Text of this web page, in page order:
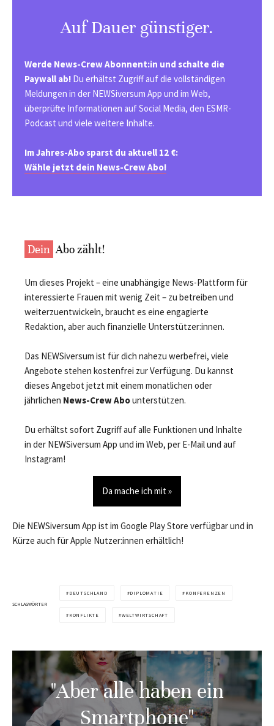
Auf Dauer günstiger.
Werde News-Crew Abonnent:in und schalte die
Paywall ab! Du erhältst Zugriff auf die vollständigen
Meldungen in der NEWSiversum App und im Web,
überprüfte Informationen auf Social Media, den ESMR-
Podcast und viele weitere Inhalte.
Im Jahres-Abo sparst du aktuell 12 €:
Wähle jetzt dein News-Crew Abo!
Dein Abo zählt!
Um dieses Projekt – eine unabhängige News-Plattform für
interessierte Frauen mit wenig Zeit – zu betreiben und
weiterzuentwickeln, braucht es eine engagierte
Redaktion, aber auch finanzielle Unterstützer:innen.
Das NEWSiversum ist für dich nahezu werbefrei, viele
Angebote stehen kostenfrei zur Verfügung. Du kannst
dieses Angebot jetzt mit einem monatlichen oder
jährlichen News-Crew Abounterstützen.
Du erhältst sofort Zugriff auf alle Funktionen und Inhalte
in der NEWSiversum App und im Web, per E-Mail und auf
Instagram!
Da mache ich mit »
Die NEWSiversum App ist im Google Play Store verfügbar und in
Kürze auch für Apple Nutzer:innen erhältlich!
SCHLAGWÖRTER
DEUTSCHLAND DIPLOMATIE KONFERENZEN
KONFLIKTE WELTWIRTSCHAFT
"Aber alle haben ein
Smartphone"